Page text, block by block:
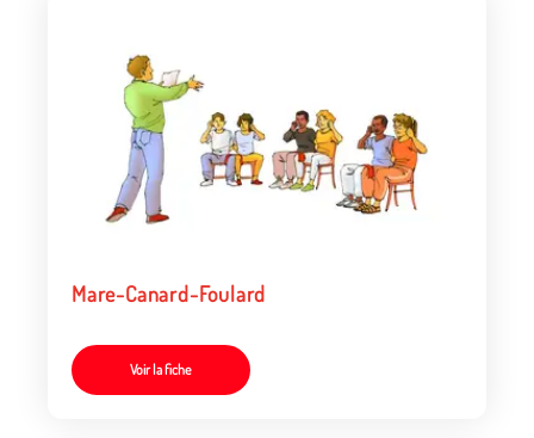
Mare-Canard-Foulard
Voir la fiche